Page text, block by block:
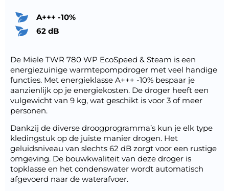
A+++ -10%
62 dB
De Miele TWR 780 WP EcoSpeed & Steam is een
energiezuinige warmtepompdroger met veel handige
functies. Met energieklasse A+++ -10% bespaar je
aanzienlijk op je energiekosten. De droger heeft een
vulgewicht van 9 kg, wat geschikt is voor 3 of meer
personen.
Dankzij de diverse droogprogramma’s kun je elk type
kledingstuk op de juiste manier drogen. Het
geluidsniveau van slechts 62 dB zorgt voor een rustige
omgeving. De bouwkwaliteit van deze droger is
topklasse en het condenswater wordt automatisch
afgevoerd naar de waterafvoer.